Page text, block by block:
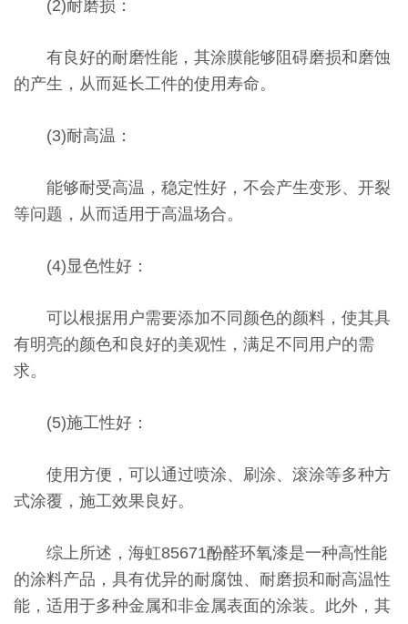
(2)耐磨损：
有良好的耐磨性能，其涂膜能够阻碍磨损和磨蚀
的产生，从而延长工件的使用寿命。
(3)耐高温：
能够耐受高温，稳定性好，不会产生变形、开裂
等问题，从而适用于高温场合。
(4)显色性好：
可以根据用户需要添加不同颜色的颜料，使其具
有明亮的颜色和良好的美观性，满足不同用户的需
求。
(5)施工性好：
使用方便，可以通过喷涂、刷涂、滚涂等多种方
式涂覆，施工效果良好。
综上所述，海虹85671酚醛环氧漆是一种高性能
的涂料产品，具有优异的耐腐蚀、耐磨损和耐高温性
能，适用于多种金属和非金属表面的涂装。此外，其